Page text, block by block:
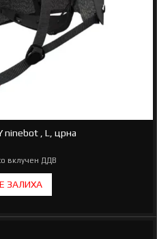
ninebot , L, црна